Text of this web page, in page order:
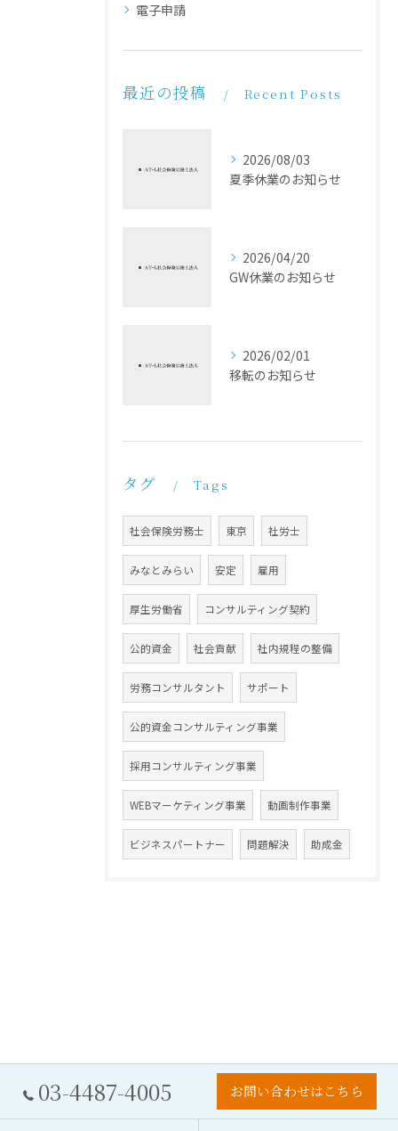
電子申請
最近の投稿 Recent Posts
2026/08/03
夏季休業のお知らせ
2026/04/20
GW休業のお知らせ
2026/02/01
移転のお知らせ
タグ Tags
社会保険労務士 東京 社労士
みなとみらい 安定 雇用
厚生労働省 コンサルティング契約
公的資金 社会貢献 社内規程の整備
労務コンサルタント サポート
公的資金コンサルティング事業
採用コンサルティング事業
WEBマーケティング事業 動画制作事業
ビジネスパートナー 問題解決 助成金
03-4487-4005 お問い合わせはこちら